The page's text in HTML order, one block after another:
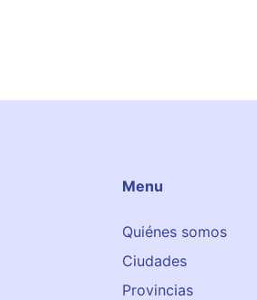
Menu
Quiénes somos
Ciudades
Provincias